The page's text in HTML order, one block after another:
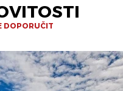
DOPORUČIT